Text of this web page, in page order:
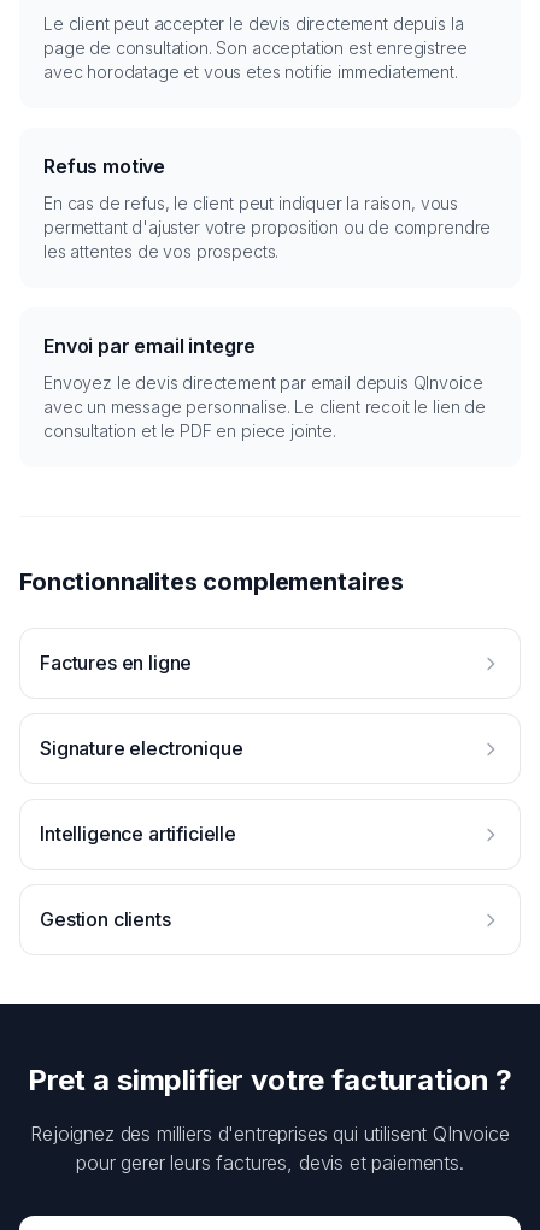
Le client peut accepter le devis directement depuis la
page de consultation. Son acceptation est enregistree
avec horodatage et vous etes notifie immediatement.
Refus motive
En cas de refus, le client peut indiquer la raison, vous
permettant d'ajuster votre proposition ou de comprendre
les attentes de vos prospects.
Envoi par email integre
Envoyez le devis directement par email depuis QInvoice
avec un message personnalise. Le client recoit le lien de
consultation et le PDF en piece jointe.
Fonctionnalites complementaires
Factures en ligne
Signature electronique
Intelligence artificielle
Gestion clients
Pret a simplifier votre facturation ?
Rejoignez des milliers d'entreprises qui utilisent QInvoice
pour gerer leurs factures, devis et paiements.